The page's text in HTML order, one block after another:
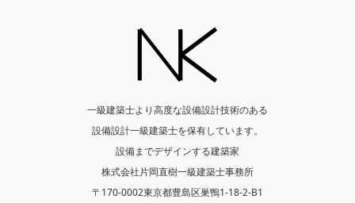
一級建築士より高度な設備設計技術のある
設備設計一級建築士を保有しています。
設備までデザインする建築家
株式会社片岡直樹一級建築士事務所
〒170-0002東京都豊島区巣鴨1-18-2-B1